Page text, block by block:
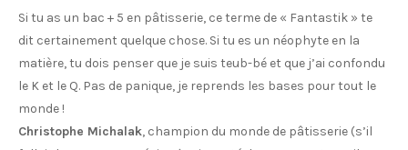
Si tu as un bac + 5 en pâtisserie, ce terme de « Fantastik » te
dit certainement quelque chose. Si tu es un néophyte en la
matière, tu dois penser que je suis teub-bé et que j’ai confondu
le K et le Q. Pas de panique, je reprends les bases pour tout le
monde !
Christophe Michalak, champion du monde de pâtisserie (s’il